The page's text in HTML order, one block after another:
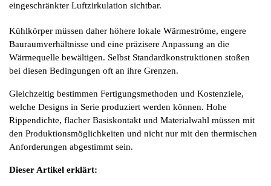
eingeschränkter Luftzirkulation sichtbar.
Kühlkörper müssen daher höhere lokale Wärmeströme, engere
Bauraumverhältnisse und eine präzisere Anpassung an die
Wärmequelle bewältigen. Selbst Standardkonstruktionen stoßen
bei diesen Bedingungen oft an ihre Grenzen.
Gleichzeitig bestimmen Fertigungsmethoden und Kostenziele,
welche Designs in Serie produziert werden können. Hohe
Rippendichte, flacher Basiskontakt und Materialwahl müssen mit
den Produktionsmöglichkeiten und nicht nur mit den thermischen
Anforderungen abgestimmt sein.
Dieser Artikel erklärt: